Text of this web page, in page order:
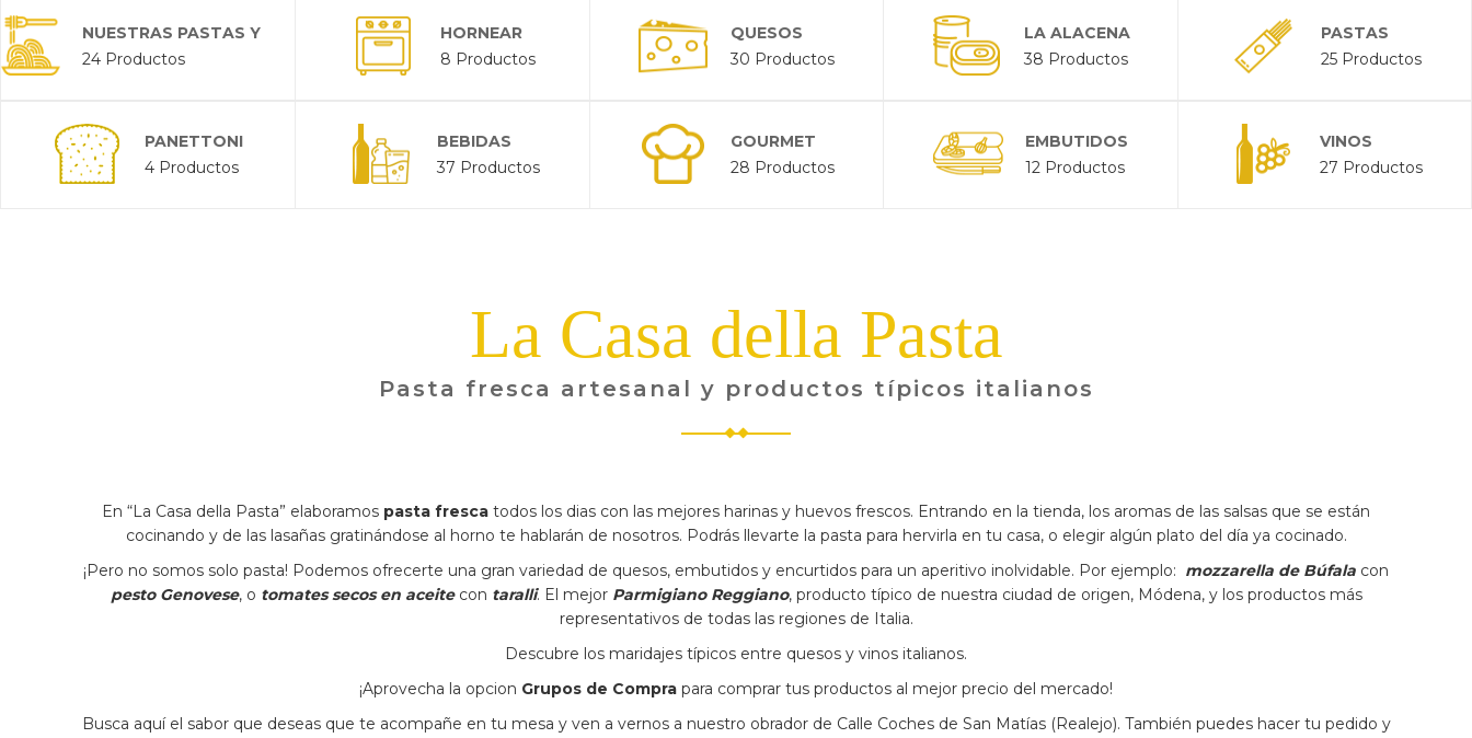
NUESTRAS PASTAS Y
SALSAS
24 Productos
HORNEAR
8 Productos
QUESOS
30 Productos
LA ALACENA
38 Productos
PASTAS
25 Productos
PANETTONI
4 Productos
BEBIDAS
37 Productos
GOURMET
28 Productos
EMBUTIDOS
12 Productos
VINOS
27 Productos
La Casa della Pasta
Pasta fresca artesanal y productos típicos italianos
En “La Casa della Pasta” elaboramos pasta fresca todos los dias con las mejores harinas y huevos frescos. Entrando en la tienda, los aromas de las salsas que se están
cocinando y de las lasañas gratinándose al horno te hablarán de nosotros. Podrás llevarte la pasta para hervirla en tu casa, o elegir algún plato del día ya cocinado.
¡Pero no somos solo pasta! Podemos ofrecerte una gran variedad de quesos, embutidos y encurtidos para un aperitivo inolvidable. Por ejemplo: mozzarella de Búfala con
pesto Genovese, o tomates secos en aceitecon taralli. El mejor Parmigiano Reggiano, producto típico de nuestra ciudad de origen, Módena, y los productos más
representativos de todas las regiones de Italia.
Descubre los maridajes típicos entre quesos y vinos italianos.
¡Aprovecha la opcion Grupos de Compra para comprar tus productos al mejor precio del mercado!
Busca aquí el sabor que deseas que te acompañe en tu mesa y ven a vernos a nuestro obrador de Calle Coches de San Matías (Realejo). También puedes hacer tu pedido y